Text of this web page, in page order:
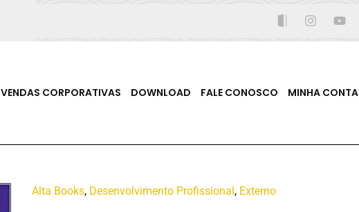
VENDAS CORPORATIVAS DOWNLOAD FALE CONOSCO MINHA CONTA
Alta Books, Desenvolvimento Profissional, Externo